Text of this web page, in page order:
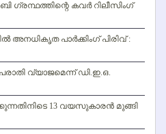
ഗ്രന്ഥത്തിന്റെ കവര്‍ റിലീസിംഗ്
അനധികൃത പാര്‍ക്കിംഗ് പിരിവ് :
വ്യാജമെന്ന് ഡി.ഇ.ഒ.
13 വയസുകാരന്‍ മുങ്ങി